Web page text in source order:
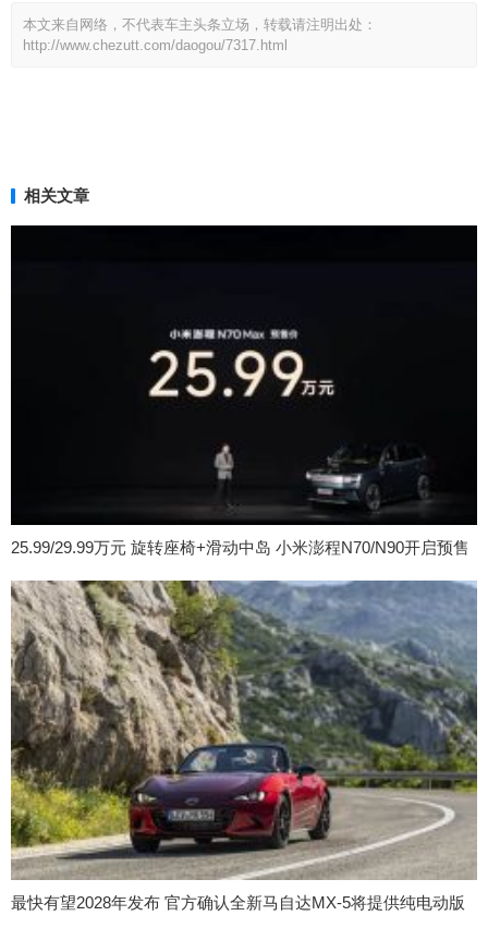
本文来自网络，不代表车主头条立场，转载请注明出处：
http://www.chezutt.com/daogou/7317.html
相关文章
25.99/29.99万元 旋转座椅+滑动中岛 小米澎程N70/N90开启预售
最快有望2028年发布 官方确认全新马自达MX-5将提供纯电动版